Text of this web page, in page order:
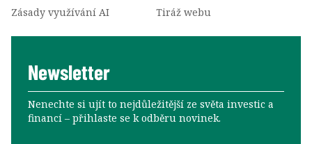
Zásady využívání AI
Tiráž webu
Newsletter
Nenechte si ujít to nejdůležitější ze světa investic a
financí –⁠⁠⁠⁠⁠⁠ přihlaste se k odběru novinek.